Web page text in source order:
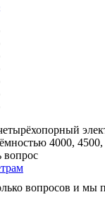
4000, 4500,
вопрос
вопросов и мы